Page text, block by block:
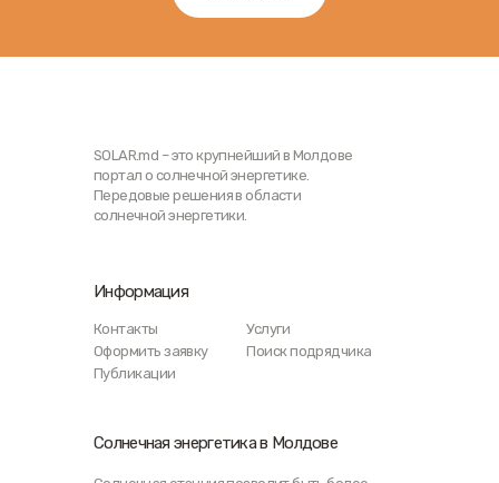
SOLAR.md – это крупнейший в Молдове
портал о солнечной энергетике.
Передовые решения в области
солнечной энергетики.
Информация
Контакты
Услуги
Оформить заявку
Поиск подрядчика
Публикации
Солнечная энергетика в Молдове